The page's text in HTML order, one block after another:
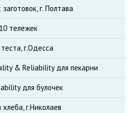
г. Полтава
тележек
г.Одесса
& Reliability для пекарни
для булочек
г.Николаев